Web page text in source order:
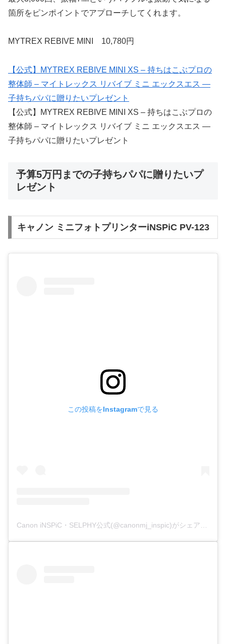
箇所をピンポイントでアプローチしてくれます。
MYTREX REBIVE MINI 10,780円
【公式】MYTREX REBIVE MINI XS – 持ちはこぶプロの
整体師 – マイトレックス リバイブ ミニ エックスエス —
子持ちパパに贈りたいプレゼント
【公式】MYTREX REBIVE MINI XS – 持ちはこぶプロの
整体師 – マイトレックス リバイブ ミニ エックスエス —
子持ちパパに贈りたいプレゼント
予算5万円までの子持ちパパに贈りたいプ
レゼント
キャノン ミニフォトプリンターiNSPiC PV-123
この投稿をInstagramで見る